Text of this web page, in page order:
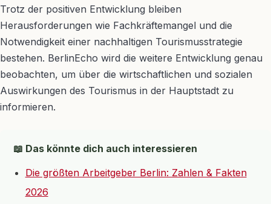
Trotz der positiven Entwicklung bleiben
Herausforderungen wie Fachkräftemangel und die
Notwendigkeit einer nachhaltigen Tourismusstrategie
bestehen. BerlinEcho wird die weitere Entwicklung genau
beobachten, um über die wirtschaftlichen und sozialen
Auswirkungen des Tourismus in der Hauptstadt zu
informieren.
📖 Das könnte dich auch interessieren
Die größten Arbeitgeber Berlin: Zahlen & Fakten
2026